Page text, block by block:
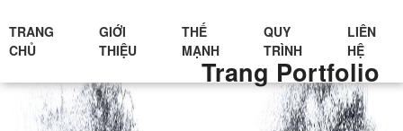
Trang Portfolio
TRANG
CHỦ
GIỚI
THIỆU
THẾ
MẠNH
QUY
TRÌNH
LIÊN
HỆ